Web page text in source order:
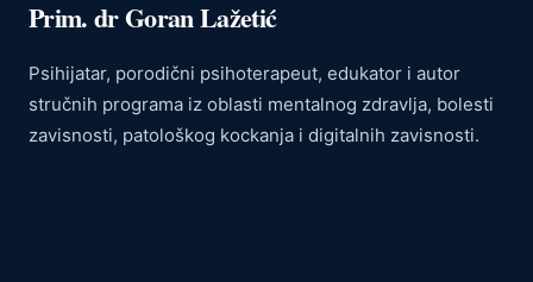
Prim. dr Goran Lažetić
Psihijatar, porodični psihoterapeut, edukator i autor
stručnih programa iz oblasti mentalnog zdravlja, bolesti
zavisnosti, patološkog kockanja i digitalnih zavisnosti.